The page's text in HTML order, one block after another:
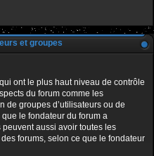
et groupes
ont le plus haut niveau de contrôle
du forum comme les
de groupes d’utilisateurs ou de
le fondateur du forum a
aussi avoir toutes les
forums, selon ce que le fondateur